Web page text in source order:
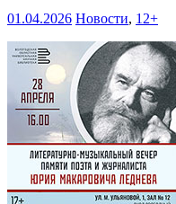
01.04.2026 Новости, 12+